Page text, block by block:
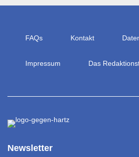
FAQs Kontakt
Impressum Das
Newsletter